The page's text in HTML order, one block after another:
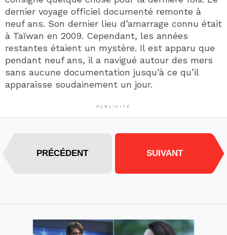
dernier voyage officiel documenté remonte à
neuf ans. Son dernier lieu d’amarrage connu était
à Taïwan en 2009. Cependant, les années
restantes étaient un mystère. Il est apparu que
pendant neuf ans, il a navigué autour des mers
sans aucune documentation jusqu’à ce qu’il
apparaisse soudainement un jour.
PUBLICITÉ
PRÉCÉDENT SUIVANT